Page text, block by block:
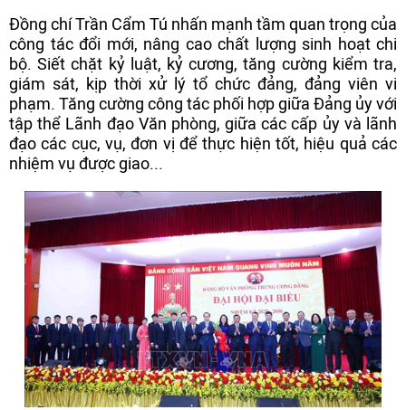
Đồng chí Trần Cẩm Tú nhấn mạnh tầm quan trọng của
công tác đổi mới, nâng cao chất lượng sinh hoạt chi
bộ. Siết chặt kỷ luật, kỷ cương, tăng cường kiểm tra,
giám sát, kịp thời xử lý tổ chức đảng, đảng viên vi
phạm. Tăng cường công tác phối hợp giữa Đảng ủy với
tập thể Lãnh đạo Văn phòng, giữa các cấp ủy và lãnh
đạo các cục, vụ, đơn vị để thực hiện tốt, hiệu quả các
nhiệm vụ được giao...